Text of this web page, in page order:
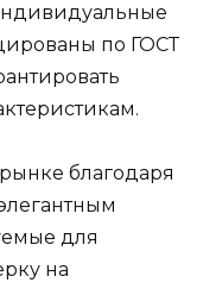
по ГОСТ
благодаря
для
на